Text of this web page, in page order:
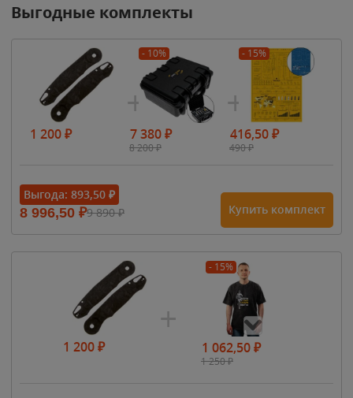
Выгодные комплекты
1 200₽
- 10%
7 380₽
8 200₽
- 15%
416,50₽
490₽
Выгода: 893,50 ₽
8 996,50 ₽9 890₽ Купить комплект
1 200₽
- 15%
1 062,50₽
1 250₽